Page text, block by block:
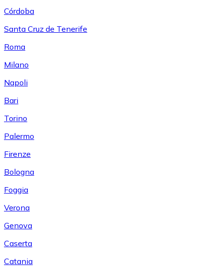
Córdoba
Santa Cruz de Tenerife
Roma
Milano
Napoli
Bari
Torino
Palermo
Firenze
Bologna
Foggia
Verona
Genova
Caserta
Catania